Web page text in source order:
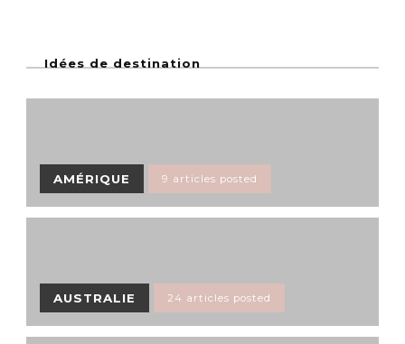
Idées de destination
AMÉRIQUE 9 articles posted
AUSTRALIE 24 articles posted